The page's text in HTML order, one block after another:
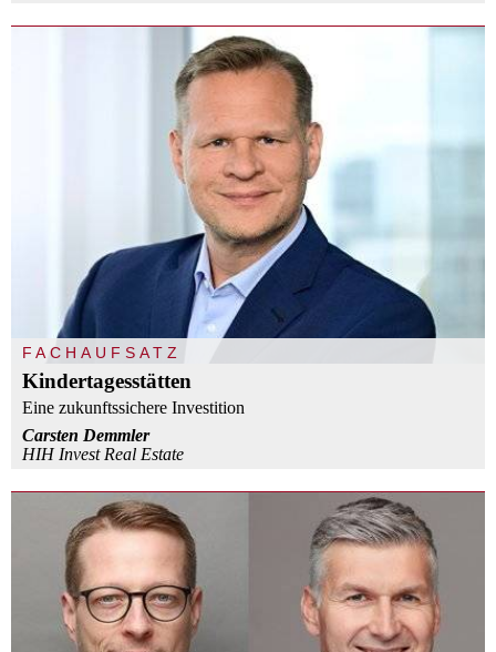
FACHAUFSATZ
Kindertagesstätten
Eine zukunftssichere Investition
Carsten Demmler
HIH Invest Real Estate